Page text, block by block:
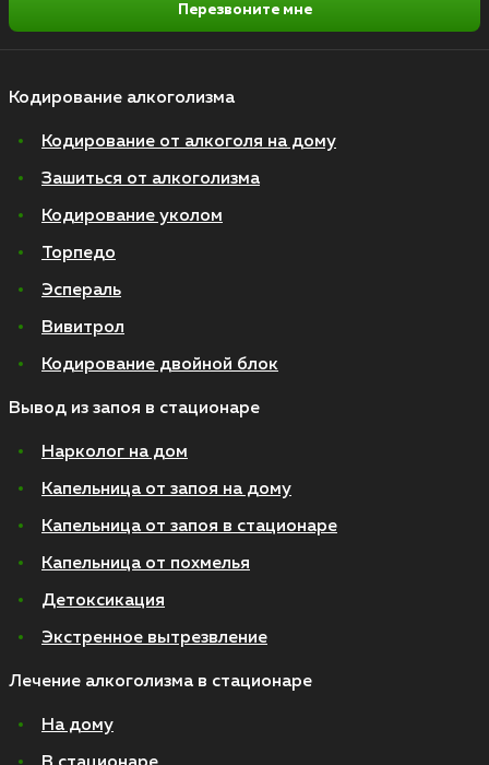
Кодирование алкоголизма
Кодирование от алкоголя на дому
Зашиться от алкоголизма
Кодирование уколом
Торпедо
Эспераль
Вивитрол
Кодирование двойной блок
Вывод из запоя в стационаре
Нарколог на дом
Капельница от запоя на дому
Капельница от запоя в стационаре
Капельница от похмелья
Детоксикация
Экстренное вытрезвление
Лечение алкоголизма в стационаре
На дому
Перезвоните мне